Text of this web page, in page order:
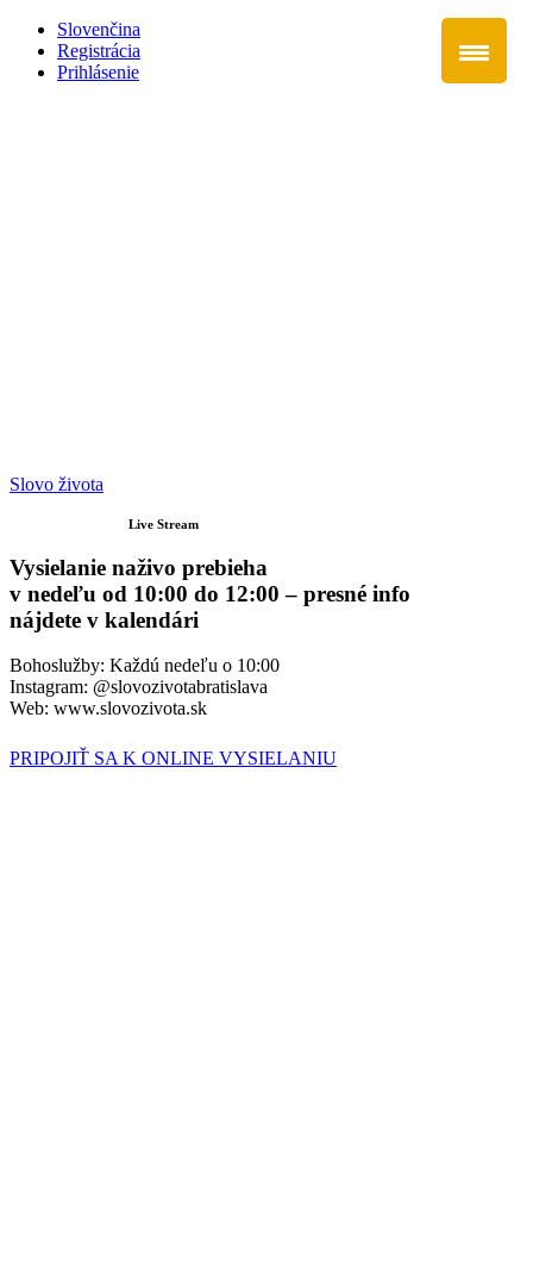
Slovenčina
Registrácia
Prihlásenie
Slovo života
Live Stream
Vysielanie naživo prebieha
v nedeľu od 10:00 do 12:00 – presné info
nájdete v kalendári
Bohoslužby: Každú nedeľu o 10:00
Instagram: @slovozivotabratislava
Web: www.slovozivota.sk
PRIPOJIŤ SA K ONLINE VYSIELANIU